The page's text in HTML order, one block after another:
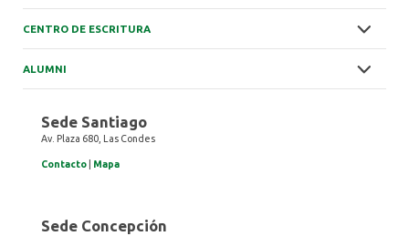
CENTRO DE ESCRITURA
ALUMNI
Sede Santiago
Av. Plaza 680, Las Condes
Contacto Mapa
Sede Concepción